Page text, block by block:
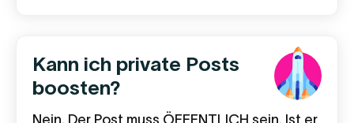
Kann ich private Posts
boosten?